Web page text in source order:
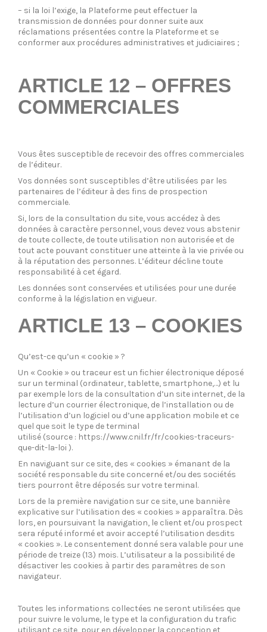
– si la loi l’exige, la Plateforme peut effectuer la
transmission de données pour donner suite aux
réclamations présentées contre la Plateforme et se
conformer aux procédures administratives et judiciaires ;
ARTICLE 12 – OFFRES
COMMERCIALES
Vous êtes susceptible de recevoir des offres commerciales
de l’éditeur.
Vos données sont susceptibles d’être utilisées par les
partenaires de l’éditeur à des fins de prospection
commerciale.
Si, lors de la consultation du site, vous accédez à des
données à caractère personnel, vous devez vous abstenir
de toute collecte, de toute utilisation non autorisée et de
tout acte pouvant constituer une atteinte à la vie privée ou
à la réputation des personnes. L’éditeur décline toute
responsabilité à cet égard.
Les données sont conservées et utilisées pour une durée
conforme à la législation en vigueur.
ARTICLE 13 – COOKIES
Qu’est-ce qu’un « cookie » ?
Un « Cookie » ou traceur est un fichier électronique déposé
sur un terminal (ordinateur, tablette, smartphone,…) et lu
par exemple lors de la consultation d’un site internet, de la
lecture d’un courrier électronique, de l’installation ou de
l’utilisation d’un logiciel ou d’une application mobile et ce
quel que soit le type de terminal
utilisé (source : https://www.cnil.fr/fr/cookies-traceurs-
que-dit-la-loi ).
En naviguant sur ce site, des « cookies » émanant de la
société responsable du site concerné et/ou des sociétés
tiers pourront être déposés sur votre terminal.
Lors de la première navigation sur ce site, une bannière
explicative sur l’utilisation des « cookies » apparaîtra. Dès
lors, en poursuivant la navigation, le client et/ou prospect
sera réputé informé et avoir accepté l’utilisation desdits
« cookies ». Le consentement donné sera valable pour une
période de treize (13) mois. L’utilisateur a la possibilité de
désactiver les cookies à partir des paramètres de son
navigateur.
Toutes les informations collectées ne seront utilisées que
pour suivre le volume, le type et la configuration du trafic
utilisant ce site, pour en développer la conception et